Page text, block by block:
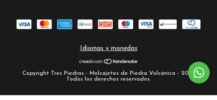
Idiomas y monedas
Copyright Tres Piedras - Molcajetes de Piedra Volcánica - 2026.
Todos los derechos reservados.